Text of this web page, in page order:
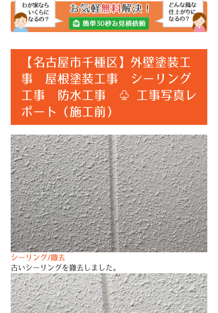
【名古屋市千種区】外壁塗装工
事 屋根塗装工事 シーリング
工事 防水工事 ♧ 工事写真レ
ポート（施工前）
シーリング/撤去
古いシーリングを撤去しました。